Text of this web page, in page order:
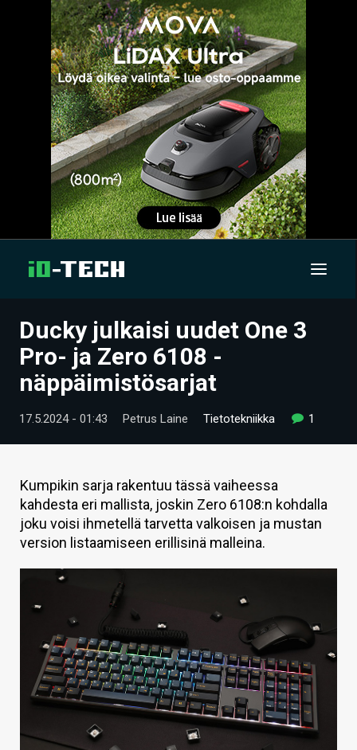
UUTISET
ARTIKKELIT
VIDEOT
TECHBBS
TIETOA
HINTA.FI
KAUPPA
VAIHDA TEEMA
HAKU
Ducky julkaisi uudet One 3
Pro- ja Zero 6108 -
näppäimistösarjat
17.5.2024 - 01:43 Petrus Laine Tietotekniikka 1
Kumpikin sarja rakentuu tässä vaiheessa
kahdesta eri mallista, joskin Zero 6108:n kohdalla
joku voisi ihmetellä tarvetta valkoisen ja mustan
version listaamiseen erillisinä malleina.